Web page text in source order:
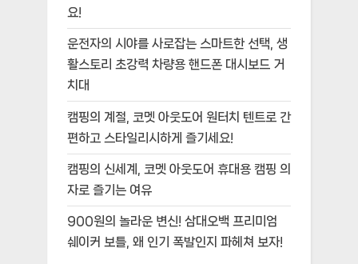
요!
운전자의 시야를 사로잡는 스마트한 선택, 생
활스토리 초강력 차량용 핸드폰 대시보드 거
치대
캠핑의 계절, 코멧 아웃도어 원터치 텐트로 간
편하고 스타일리시하게 즐기세요!
캠핑의 신세계, 코멧 아웃도어 휴대용 캠핑 의
자로 즐기는 여유
900원의 놀라운 변신! 삼대오백 프리미엄
쉐이커 보틀, 왜 인기 폭발인지 파헤쳐 보자!